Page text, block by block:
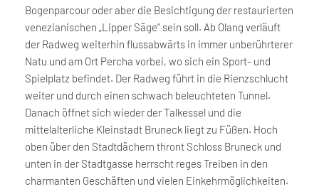
Bogenparcour oder aber die Besichtigung der restaurierten
venezianischen „Lipper Säge“ sein soll. Ab Olang verläuft
der Radweg weiterhin flussabwärts in immer unberührterer
Natu und am Ort Percha vorbei, wo sich ein Sport- und
Spielplatz befindet. Der Radweg führt in die Rienzschlucht
weiter und durch einen schwach beleuchteten Tunnel.
Danach öffnet sich wieder der Talkessel und die
mittelalterliche Kleinstadt Bruneck liegt zu Füßen. Hoch
oben über den Stadtdächern thront Schloss Bruneck und
unten in der Stadtgasse herrscht reges Treiben in den
charmanten Geschäften und vielen Einkehrmöglichkeiten.